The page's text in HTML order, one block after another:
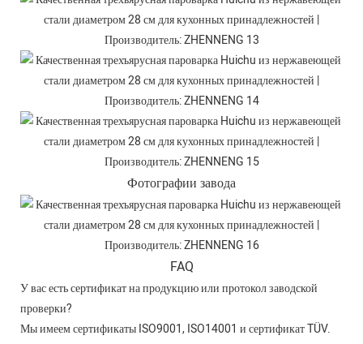
Фотографии завода
FAQ
У вас есть сертификат на продукцию или протокол заводской
проверки?
Мы имеем сертификаты ISO9001, ISO14001 и сертификат TÜV.